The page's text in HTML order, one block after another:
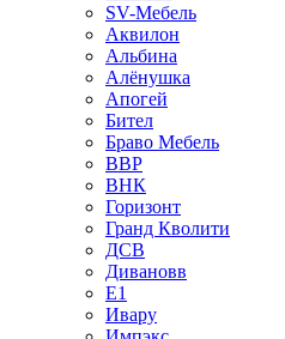
SV-Мебель
Аквилон
Альбина
Алёнушка
Апогей
Бител
Браво Мебель
ВВР
ВНК
Горизонт
Гранд Кволити
ДСВ
Дивановв
Е1
Ивару